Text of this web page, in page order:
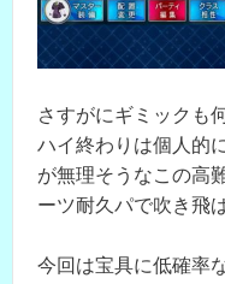
さすがにギミックも
ハイ終わりは個人的
が無理そうなこの高
ーツ耐久パで吹き飛
今回は宝具に低確率